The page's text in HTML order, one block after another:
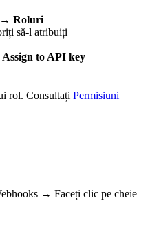
Roluri
să-l atribuiți
Assign to API key
rol. Consultați Permisiuni
→ Faceți clic pe cheie